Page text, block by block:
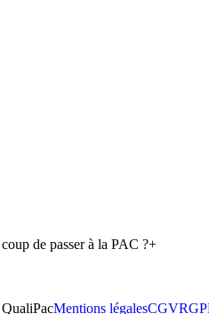
de passer à la PAC ?+
Mentions légalesCGV